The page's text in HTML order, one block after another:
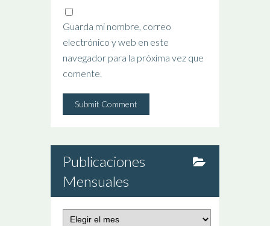
Guarda mi nombre, correo
electrónico y web en este
navegador para la próxima vez que
comente.
Publicaciones
Mensuales
Mensuales